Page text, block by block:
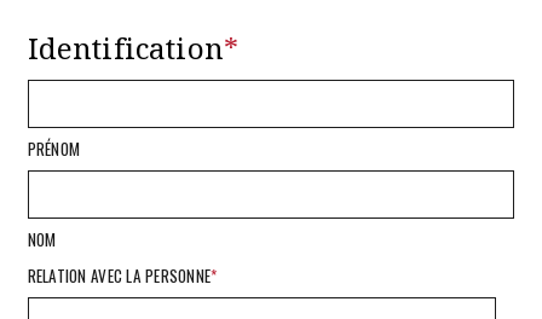
Identification*
PRÉNOM
NOM
RELATION AVEC LA PERSONNE*